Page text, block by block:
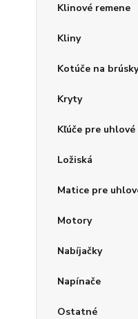
Klinové remene
Kliny
Kotúče na brúsky
Kryty
Kľúče pre
Ložiská
Matice pre
Motory
Nabíjačky
Napínače
Ostatné